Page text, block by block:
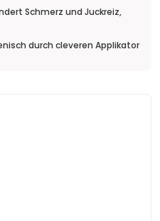
Schmerz und Juckreiz,
durch cleveren Applikator